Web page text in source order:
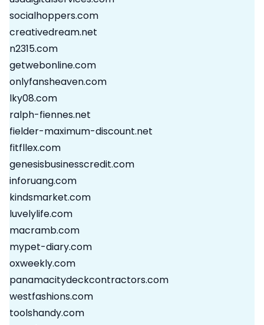
socialhoppers.com
creativedream.net
n2315.com
getwebonline.com
onlyfansheaven.com
lky08.com
ralph-fiennes.net
fielder-maximum-discount.net
fitfllex.com
genesisbusinesscredit.com
inforuang.com
kindsmarket.com
luvelylife.com
macramb.com
mypet-diary.com
oxweekly.com
panamacitydeckcontractors.com
westfashions.com
toolshandy.com